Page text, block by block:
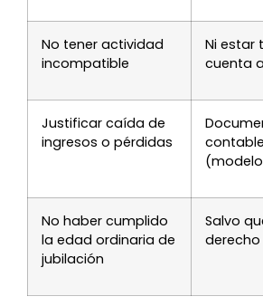
No tener actividad
incompatible
Ni estar
cuenta
Justificar caída de
ingresos o pérdidas
No haber cumplido
la edad ordinaria de
jubilación
Salvo